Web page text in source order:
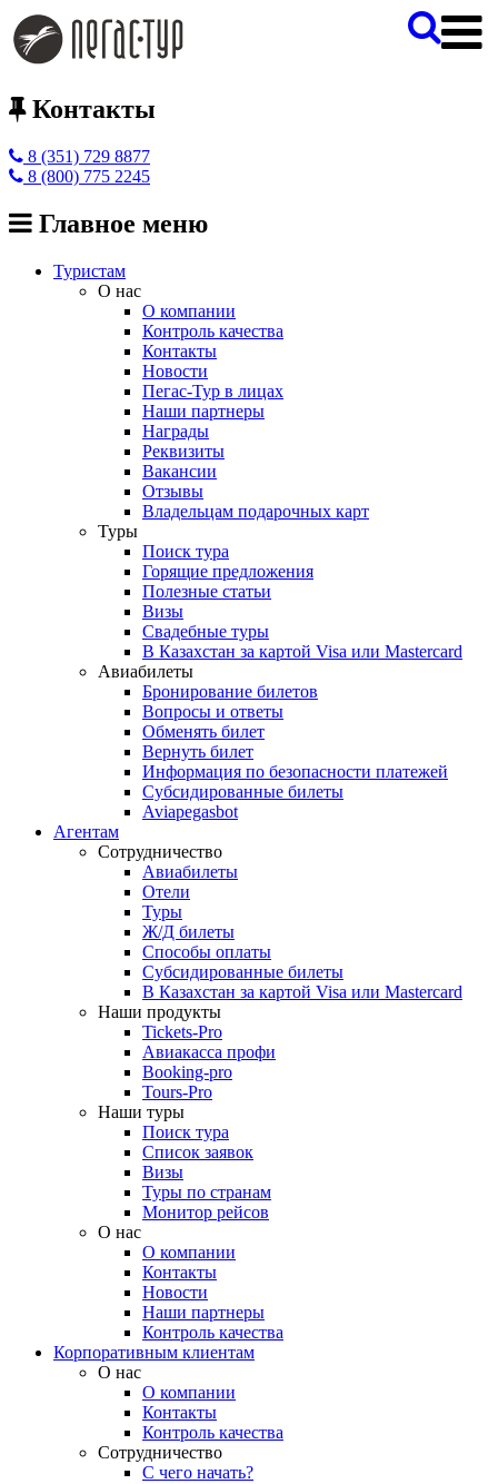
Контакты
8 (351) 729 8877
8 (800) 775 2245
Главное меню
Туристам
О нас
О компании
Контроль качества
Контакты
Новости
Пегас-Тур в лицах
Наши партнеры
Награды
Реквизиты
Вакансии
Отзывы
Владельцам подарочных карт
Туры
Поиск тура
Горящие предложения
Полезные статьи
Визы
Свадебные туры
В Казахстан за картой Visa или Masterсard
Авиабилеты
Бронирование билетов
Вопросы и ответы
Обменять билет
Вернуть билет
Информация по безопасности платежей
Субсидированные билеты
Aviapegasbot
Агентам
Сотрудничество
Авиабилеты
Отели
Туры
Ж/Д билеты
Способы оплаты
Субсидированные билеты
В Казахстан за картой Visa или Masterсard
Наши продукты
Tickets-Pro
Авиакасса профи
Booking-pro
Tours-Pro
Наши туры
Поиск тура
Список заявок
Визы
Туры по странам
Монитор рейсов
О нас
О компании
Контакты
Новости
Наши партнеры
Контроль качества
Корпоративным клиентам
О нас
О компании
Контакты
Контроль качества
Сотрудничество
С чего начать?